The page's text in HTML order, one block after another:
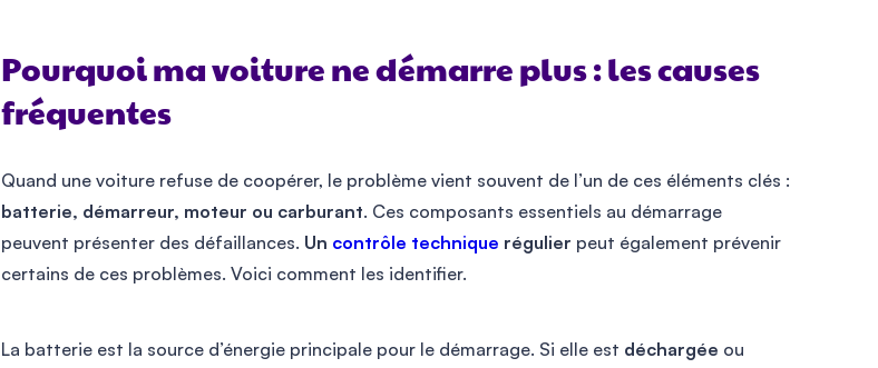
Pourquoi ma voiture ne démarre plus : les causes
fréquentes
Quand une voiture refuse de coopérer, le problème vient souvent de l’un de ces éléments clés :
batterie, démarreur, moteur ou carburant. Ces composants essentiels au démarrage
peuvent présenter des défaillances. Un contrôle technique régulier peut également prévenir
certains de ces problèmes. Voici comment les identifier.
La batterie est la source d’énergie principale pour le démarrage. Si elle est déchargée ou